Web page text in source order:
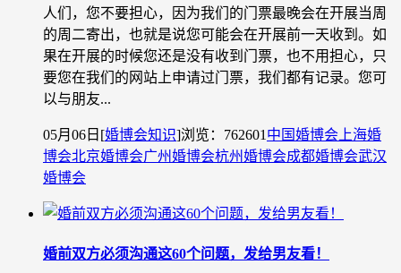
人们，您不要担心，因为我们的门票最晚会在开展当周
的周二寄出，也就是说您可能会在开展前一天收到。如
果在开展的时候您还是没有收到门票，也不用担心，只
要您在我们的网站上申请过门票，我们都有记录。您可
以与朋友...
05月06日 [婚博会知识]浏览：762601 中国婚博会 上海婚
博会北京婚博会广州婚博会杭州婚博会成都婚博会武汉
婚博会
婚前双方必须沟通这60个问题，发给男友看！